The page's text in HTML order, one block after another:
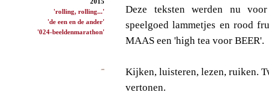
'rolling, rolling...'
'de een en de ander'
'024-beeldenmarathon'
Deze teksten werden nu
speelgoed lammetjes en rood
MAAS een 'high tea voor BEER'.
Kijken, luisteren, lezen, ruiken.
vertonen.